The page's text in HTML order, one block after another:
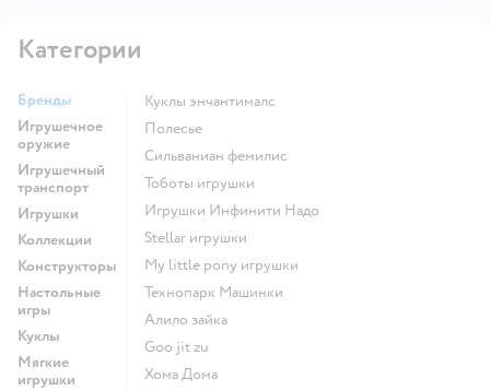
Категории
Бренды
Игрушечное
оружие
Игрушечный
транспорт
Игрушки
Коллекции
Конструкторы
Настольные
игры
Куклы
Мягкие
игрушки
Куклы энчантималс
Полесье
Сильваниан фемилис
Тоботы игрушки
Игрушки Инфинити Надо
Stellar игрушки
my little pony игрушки
Технопарк Машинки
Алило зайка
Goo jit zu
Хома Дома